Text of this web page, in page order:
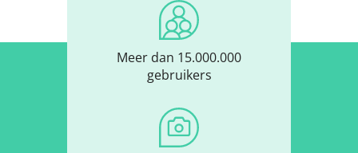
Meer dan 15.000.000
gebruikers